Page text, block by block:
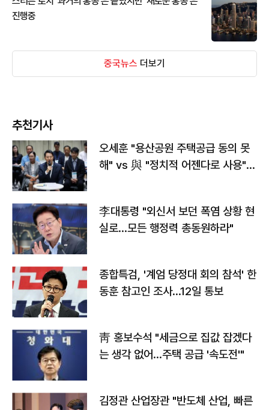
진행중
중국뉴스 더보기
추천기사
오세훈 "용산공원 주택공급 동의 못
해" vs 與 "정치적 어젠다로 사용"
李대통령 "외신서 보던 폭염 상황 현
실로…모든 행정력 총동원하라"
종합특검, '계엄 당정대 회의 참석' 한
동훈 참고인 조사...12일 통보
靑 홍보수석 "세금으로 집값 잡겠다
는 생각 없어…주택 공급 '속도전'"
김정관 산업장관 "반도체 산업, 빠른